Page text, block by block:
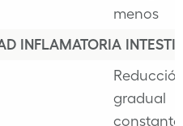
menos
INFLAMATORIA
gradual